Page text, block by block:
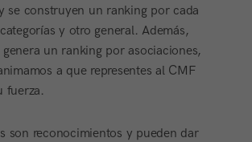
se construyen un ranking por cada
y otro general. Además,
un ranking por asociaciones,
a que representes al CMF
fuerza.
son reconocimientos y pueden dar